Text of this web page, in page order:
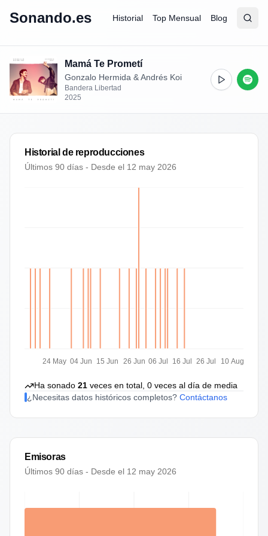
Sonando.es Historial Top Mensual Blog
Abrir
Mamá Te Prometí
Gonzalo Hermida & Andrés Koi
Bandera Libertad
2025
Historial de reproducciones
Últimos 90 días - Desde el 12 may 2026
24 May 04 Jun 15 Jun 26 Jun 06 Jul 16 Jul 26 Jul 10 Aug
Ha sonado 21 veces en total, 0 veces al día de media
¿Necesitas datos históricos completos? Contáctanos
Emisoras
Últimos 90 días - Desde el 12 may 2026